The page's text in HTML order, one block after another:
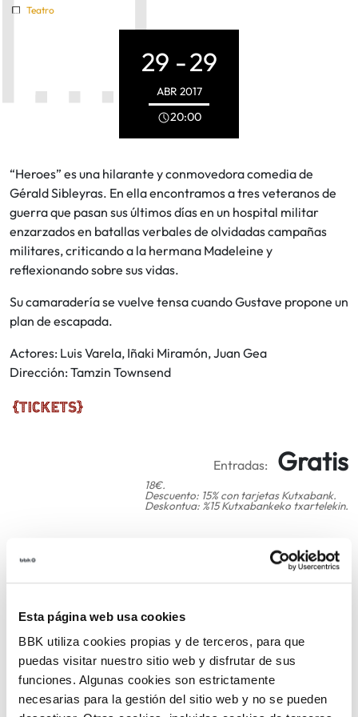
Esta página web usa cookies
BBK utiliza cookies propias y de terceros, para que
puedas visitar nuestro sitio web y disfrutar de sus
funciones. Algunas cookies son estrictamente
necesarias para la gestión del sitio web y no se pueden
Teatro
29 -29
ABR 2017
20:00
“Heroes” es una hilarante y conmovedora comedia de
Gérald Sibleyras. En ella encontramos a tres veteranos de
guerra que pasan sus últimos días en un hospital militar
enzarzados en batallas verbales de olvidadas campañas
militares, criticando a la hermana Madeleine y
reflexionando sobre sus vidas.
Su camaradería se vuelve tensa cuando Gustave propone un
plan de escapada.
Actores: Luis Varela, Iñaki Miramón, Juan Gea
Dirección: Tamzin Townsend
Entradas: Gratis
18€.
Descuento: 15% con tarjetas Kutxabank.
Deskontua: %15 Kutxabankeko txartelekin.
TEMÁTICAS